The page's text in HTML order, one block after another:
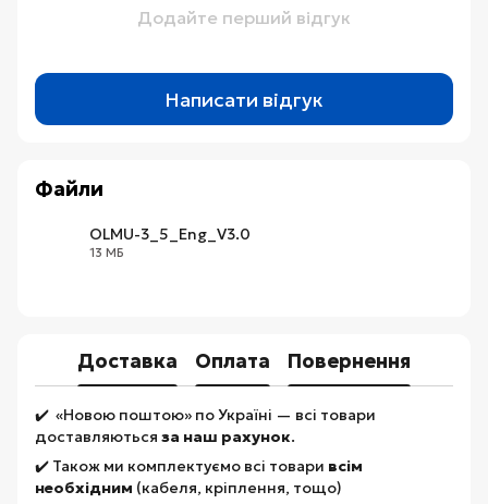
Додайте перший відгук
Написати відгук
Файли
OLMU-3_5_Eng_V3.0
13 МБ
Доставка Оплата Повернення
✔️ «Новою поштою» по Україні — всі товари
доставляються за наш рахунок.
✔️ Також ми комплектуємо всі товари всім
необхідним (кабеля, кріплення, тощо)